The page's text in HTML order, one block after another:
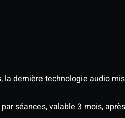
dernière technologie audio
séances, valable 3 mois,